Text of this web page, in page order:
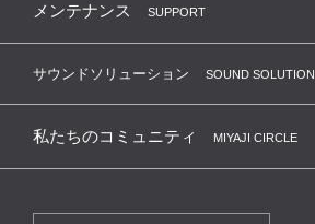
メンテナンス SUPPORT
サウンドソリューション SOUND SOLUTION
私たちのコミュニティ MIYAJI CIRCLE